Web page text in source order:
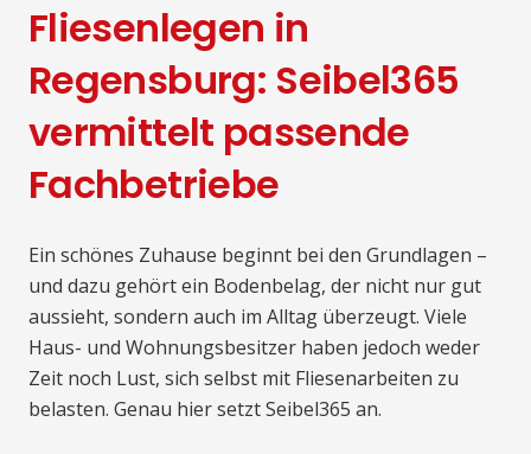
Fliesenlegen in
Regensburg: Seibel365
vermittelt passende
Fachbetriebe
Ein schönes Zuhause beginnt bei den Grundlagen –
und dazu gehört ein Bodenbelag, der nicht nur gut
aussieht, sondern auch im Alltag überzeugt. Viele
Haus- und Wohnungsbesitzer haben jedoch weder
Zeit noch Lust, sich selbst mit Fliesenarbeiten zu
belasten. Genau hier setzt Seibel365 an.